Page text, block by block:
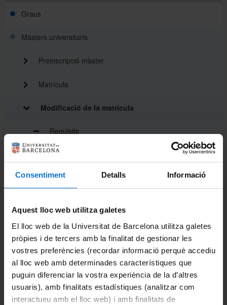
Consentiment Detalls Informació
Aquest lloc web utilitza galetes
El lloc web de la Universitat de Barcelona utilitza galetes
pròpies i de tercers amb la finalitat de gestionar les
vostres preferències (recordar informació perquè accediu
al lloc web amb determinades característiques que
puguin diferenciar la vostra experiència de la d’altres
usuaris), amb finalitats estadístiques (analitzar com
interactueu amb el lloc web) i amb finalitats de
Graus
Màsters universitaris
Preinscripció màster
Matrícula
Modificació de la matrícula
Requisits
Conseqüències
Procediment i terminis
Accedir a SocUB/Espai personal
Tramitació Carnet UB
Sol·licitud de certificat acadèmic/expedient
Sol·licitud del títol de màster